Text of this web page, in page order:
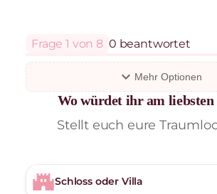
Frage 1 von 8 0 beantwortet
expand_more Mehr Optionen
Wo würdet ihr am liebsten
Stellt euch eure
castleSchloss oder Villa